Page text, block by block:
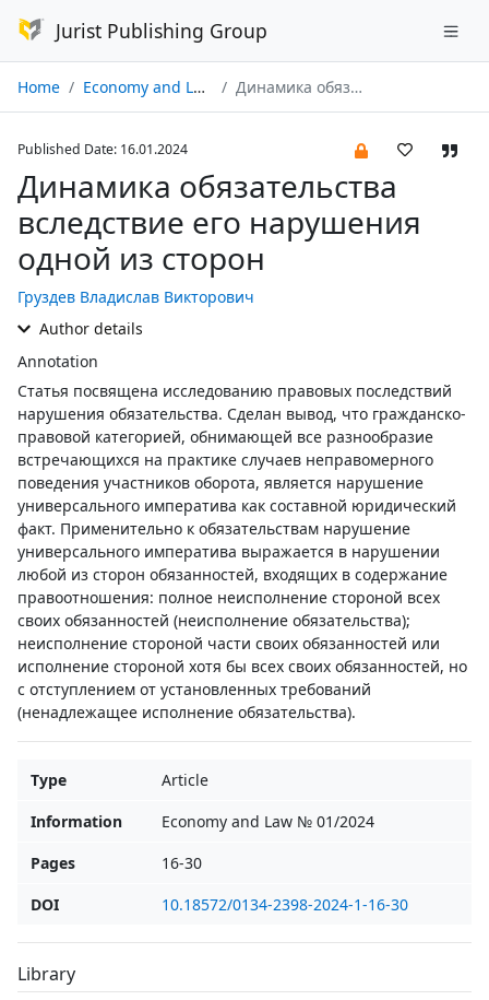
Jurist Publishing Group
Home Economy and Law № 01/2024 Динамика обязательства вследствие его нарушения одной из сторон
Published Date: 16.01.2024
Динамика обязательства
вследствие его нарушения
одной из сторон
Груздев Владислав Викторович
Author details
Annotation
Статья посвящена исследованию правовых последствий
нарушения обязательства. Сделан вывод, что гражданско-
правовой категорией, обнимающей все разнообразие
встречающихся на практике случаев неправомерного
поведения участников оборота, является нарушение
универсального императива как составной юридический
факт. Применительно к обязательствам нарушение
универсального императива выражается в нарушении
любой из сторон обязанностей, входящих в содержание
правоотношения: полное неисполнение стороной всех
своих обязанностей (неисполнение обязательства);
неисполнение стороной части своих обязанностей или
исполнение стороной хотя бы всех своих обязанностей, но
с отступлением от установленных требований
(ненадлежащее исполнение обязательства).
Type
Article
Information
Economy and Law № 01/2024
Pages
16-30
DOI
10.18572/0134-2398-2024-1-16-30
Library